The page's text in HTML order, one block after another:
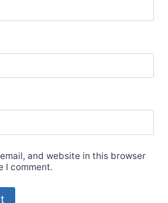
and website in this browser
I comment.